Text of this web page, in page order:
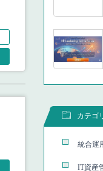
カテゴ
統合運
IT資産